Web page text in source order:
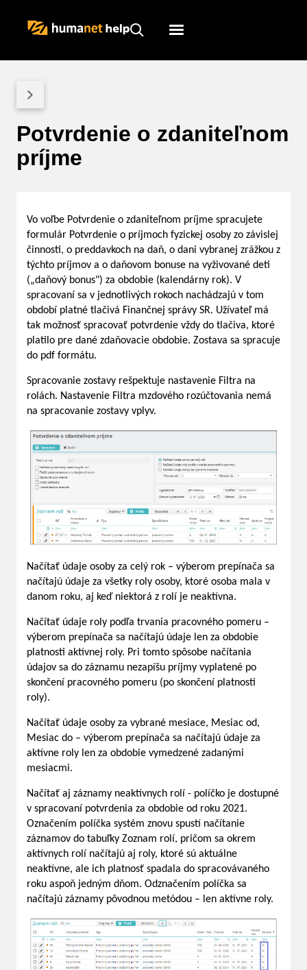
Humanet
Potvrdenie o zdaniteľnom
príjme
Vo voľbe Potvrdenie o zdaniteľnom príjme spracujete
formulár Potvrdenie o príjmoch fyzickej osoby zo závislej
činnosti, o preddavkoch na daň, o dani vybranej zrážkou z
týchto príjmov a o daňovom bonuse na vyživované deti
(„daňový bonus") za obdobie (kalendárny rok). V
spracovaní sa v jednotlivých rokoch nachádzajú v tom
období platné tlačivá Finančnej správy SR. Užívateľ má
tak možnosť spracovať potvrdenie vždy do tlačiva, ktoré
platilo pre dané zdaňovacie obdobie. Zostava sa spracuje
do pdf formátu.
Spracovanie zostavy rešpektuje nastavenie Filtra na
rolách. Nastavenie Filtra mzdového rozúčtovania nemá
na spracovanie zostavy vplyv.
Načítať údaje osoby za celý rok – výberom prepínača sa
načítajú údaje za všetky roly osoby, ktoré osoba mala v
danom roku, aj keď niektorá z rolí je neaktívna.
Načítať údaje roly podľa trvania pracovného pomeru –
výberom prepínača sa načítajú údaje len za obdobie
platnosti aktívnej roly. Pri tomto spôsobe načítania
údajov sa do záznamu nezapíšu príjmy vyplatené po
skončení pracovného pomeru (po skončení platnosti
roly).
Načítať údaje osoby za vybrané mesiace, Mesiac od,
Mesiac do – výberom prepínača sa načítajú údaje za
aktívne roly len za obdobie vymedzené zadanými
mesiacmi.
Načítať aj záznamy neaktívnych rolí - políčko je dostupné
v spracovaní potvrdenia za obdobie od roku 2021.
Označením políčka systém znovu spustí načítanie
záznamov do tabuľky Zoznam rolí, pričom sa okrem
aktívnych rolí načítajú aj roly, ktoré sú aktuálne
neaktívne, ale ich platnosť spadala do spracovávaného
roku aspoň jedným dňom. Odznačením políčka sa
načítajú záznamy pôvodnou metódou – len aktívne roly.